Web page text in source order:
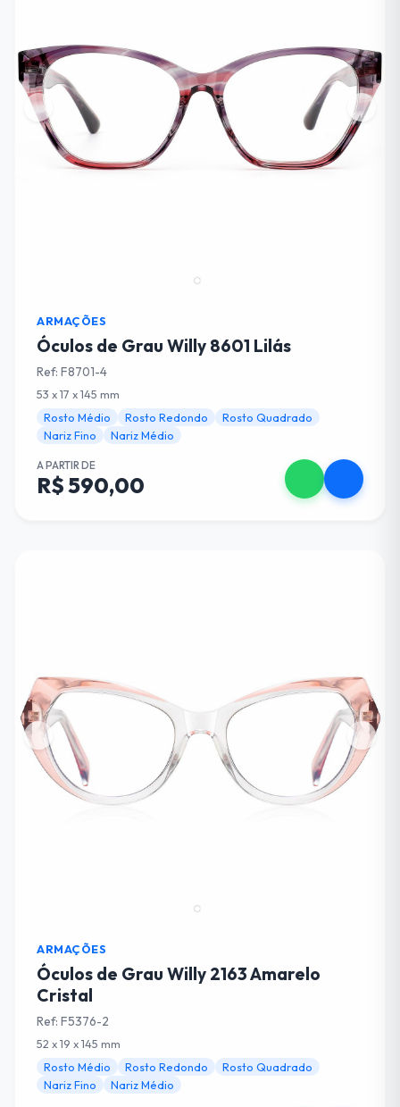
ARMAÇÕES
Óculos de Grau Willy 8601 Lilás
Ref: F8701-4
53 x 17 x 145 mm
Rosto Médio
Rosto Redondo
Rosto Quadrado
Nariz Fino
Nariz Médio
A PARTIR DE
R$ 590,00
ARMAÇÕES
Óculos de Grau Willy 2163 Amarelo
Cristal
Ref: F5376-2
52 x 19 x 145 mm
Rosto Médio
Rosto Redondo
Rosto Quadrado
Nariz Fino
Nariz Médio